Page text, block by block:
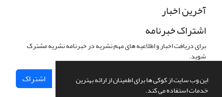
این وب سایت از کوکی ها برای اطمینان از ارائه بهترین
خدمات استفاده می کند.
آخرین اخبار
اشتراک خبرنامه
برای دریافت اخبار و اطلاعیه های مهم نشریه در خبرنامه نشریه مشترک
شوید.
اشتراک